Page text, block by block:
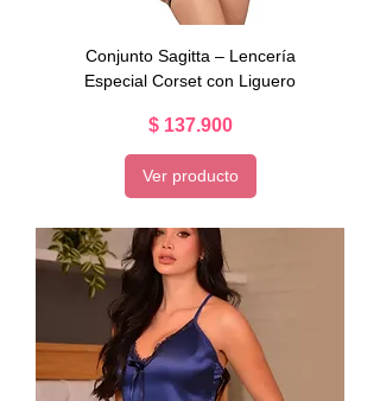
Conjunto Sagitta – Lencería
Especial Corset con Liguero
Precio
$ 137.900
Ver producto